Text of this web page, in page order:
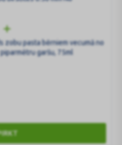
zobu pasta bērniem vecumā no
garšu, 75ml